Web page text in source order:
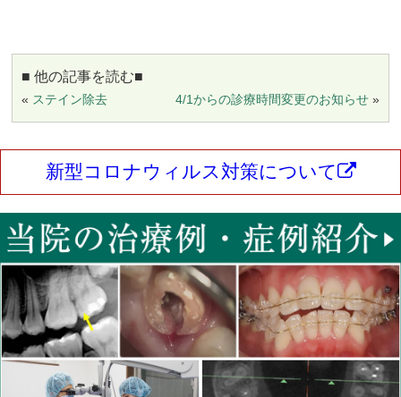
■ 他の記事を読む■
« ステイン除去 4/1からの診療時間変更のお知らせ»
新型コロナウィルス対策について